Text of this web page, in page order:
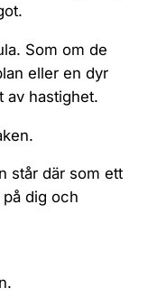
Som om de
eller en dyr
av hastighet.
står där som ett
dig och